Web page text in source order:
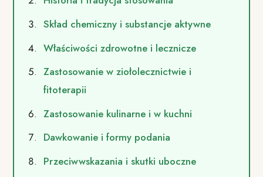
Skład chemiczny i substancje aktywne
Właściwości zdrowotne i lecznicze
Zastosowanie w ziołolecznictwie i
fitoterapii
Zastosowanie kulinarne i w kuchni
Dawkowanie i formy podania
Przeciwwskazania i skutki uboczne